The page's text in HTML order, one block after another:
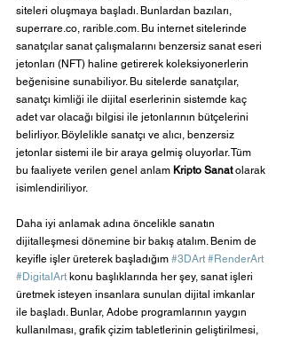
siteleri oluşmaya başladı. Bunlardan bazıları,
superrare.co, rarible.com. Bu internet sitelerinde
sanatçılar sanat çalışmalarını benzersiz sanat eseri
jetonları (NFT) haline getirerek koleksiyonerlerin
beğenisine sunabiliyor. Bu sitelerde sanatçılar,
sanatçı kimliği ile dijital eserlerinin sistemde kaç
adet var olacağı bilgisi ile jetonlarının bütçelerini
belirliyor. Böylelikle sanatçı ve alıcı, benzersiz
jetonlar sistemi ile bir araya gelmiş oluyorlar. Tüm
bu faaliyete verilen genel anlam Kripto Sanat olarak
isimlendiriliyor.
Daha iyi anlamak adına öncelikle sanatın
dijitalleşmesi dönemine bir bakış atalım. Benim de
keyifle işler üreterek başladığım #3DArt #RenderArt
#DigitalArt konu başlıklarında her şey, sanat işleri
üretmek isteyen insanlara sunulan dijital imkanlar
ile başladı. Bunlar, Adobe programlarının yaygın
kullanılması, grafik çizim tabletlerinin geliştirilmesi,